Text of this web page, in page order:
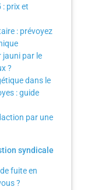
: prix et
: prévoyez
jauni par le
?
dans le
: guide
par une
syndicale
fuite en
?